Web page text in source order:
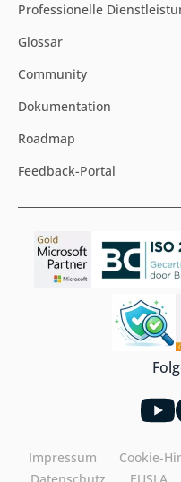
Professionelle
Glossar
Community
Dokumentation
Roadmap
Feedback-Portal
Impressum Cookie-